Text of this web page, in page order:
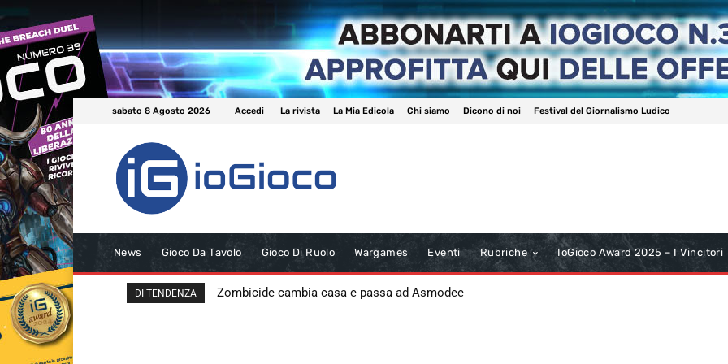
sabato 8 Agosto 2026 Accedi La rivista La Mia Edicola Chi siamo Dicono di noi Festival del Giornalismo Ludico
News Gioco Da Tavolo Gioco Di Ruolo Wargames Eventi Rubriche IoGioco Award 2025 – I Vincitori
DI TENDENZA Zombicide cambia casa e passa ad Asmodee